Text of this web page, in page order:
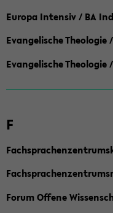
Europa Intensiv / BA
Evangelische Theologie
Evangelische Theologie
F
Forum Offene